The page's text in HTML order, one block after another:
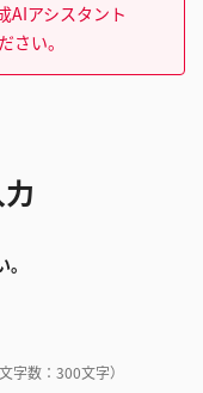
AIアシスタント
さい。
字数：300文字）